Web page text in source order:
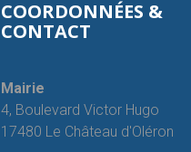
COORDONNÉES &
CONTACT
Mairie
4, Boulevard Victor Hugo
17480 Le Château d'Oléron